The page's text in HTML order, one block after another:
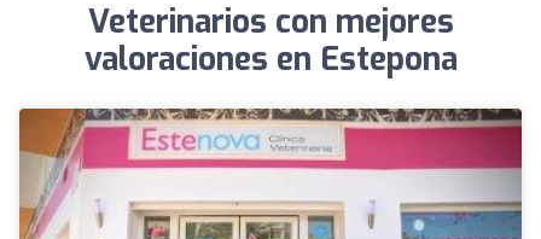
Veterinarios con mejores
valoraciones en Estepona